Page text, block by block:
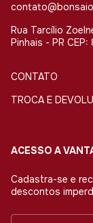
Rua Tarcílio
Pinhais - PR
CONTATO
TROCA E
ACESSO A
Cadastra-se e
descontos